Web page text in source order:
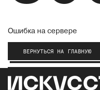
Ошибка на сервере
ВЕРНУТЬСЯ НА ГЛАВНУЮ